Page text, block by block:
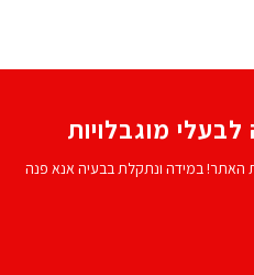
מוגבלויות
האתר! במידה ונתקלת בבעיה אנא פנה